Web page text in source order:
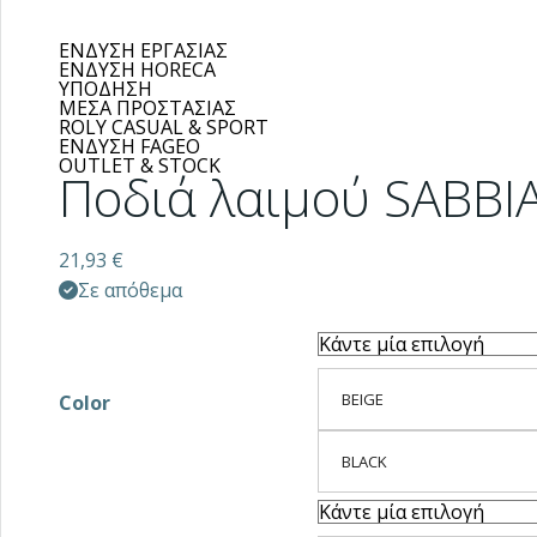
ΕΝΔΥΣΗ ΕΡΓΑΣΙΑΣ
ΕΝΔΥΣΗ HORECA
ΥΠΟΔΗΣΗ
ΜΕΣΑ ΠΡΟΣΤΑΣΙΑΣ
ROLY CASUAL & SPORT
ΕΝΔΥΣΗ FAGEO
OUTLET & STOCK
Ποδιά λαιμού
21,93 €
Σε απόθεμα
Color BEIGE
BLACK